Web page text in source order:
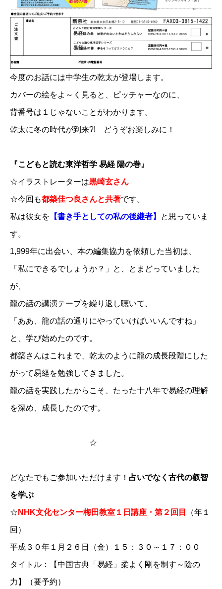
今度のお話には中学生の乾太が登場します。
カバーの絵をよ～く見ると、ピッチャーなのに、
背番号は１じゃないことがわかります。
乾太に冬の時代が到来?! どうぞお楽しみに！
『こどもと読む東洋哲学 易経 陽の巻』
☆イラストレーターは黒崎玄さん
☆今回も都築佳つ良さんと共著です。
私は彼女を 【書き手としての私の後継者】 と思っていま
す。
1,999年に出会い、本の編集協力を依頼した当初は、
「私にできるでしょうか？」と、とまどっていました
が、
龍の話の講演テープを繰り返し聴いて、
「ああ、龍の話の通りにやっていけばいいんですね」
と、学び始めたのです。
都築さんはこれまで、乾太のように龍の成長段階にした
がって易経を勉強してきました。
龍の話を実践したからこそ、たった十八年で易経の理解
を深め、成長したのです。
☆
どなたでもご参加いただけます！ 占いでなく古代の叡智
を学ぶ
☆ NHK文化センター梅田教室１日講座・第２回目 （年１
回）
平成３０年１月２６日（金）１５：３０～１７：００
タイトル：​ 【中国古典「易経」柔よく剛を制す～陰の
力】 ​（要予約）